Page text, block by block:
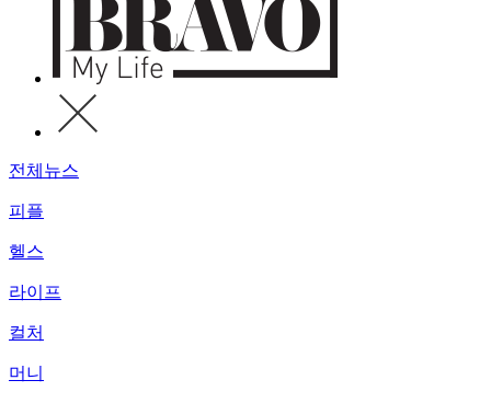
전체뉴스
피플
헬스
라이프
컬처
머니